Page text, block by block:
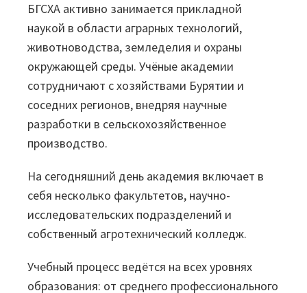
Проекты
Отзывы
Блог
Вики
Партнеры
Партнерская программа
Партнерский портал
Академическая программа
Новости
БГСХА активно занимается прикладной
наукой в области аграрных технологий,
животноводства, земледелия и охраны
окружающей среды. Учёные академии
сотрудничают с хозяйствами Бурятии и
соседних регионов, внедряя научные
разработки в сельскохозяйственное
производство.
На сегодняшний день академия включает в
себя несколько факультетов, научно-
исследовательских подразделений и
собственный агротехнический колледж.
Учебный процесс ведётся на всех уровнях
образования: от среднего профессионального